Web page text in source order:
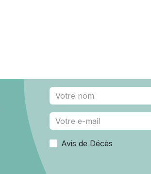
Avis de Décès